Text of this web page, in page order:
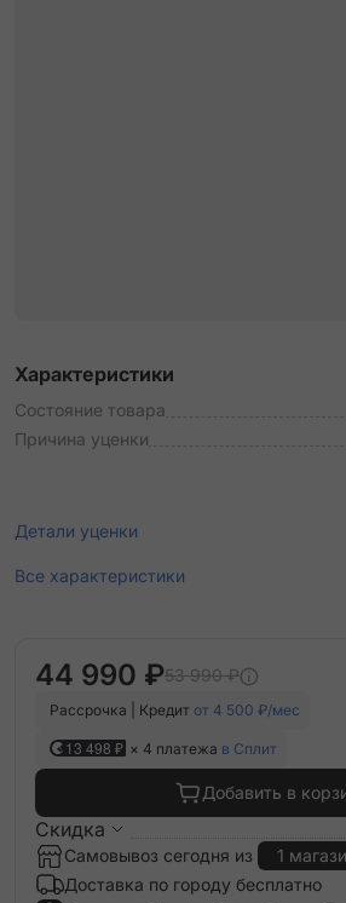
Характеристики
Состояние товара
Причина уценки
Детали уценки
Все характеристики
44 990 ₽53 990 ₽
Рассрочка | Кредит от 4 500 ₽/мес
13 498 ₽ × 4 платежа в Сплит
Добавить в
Скидка
Самовывоз сегодня из
1
Доставка по городу бесплатно